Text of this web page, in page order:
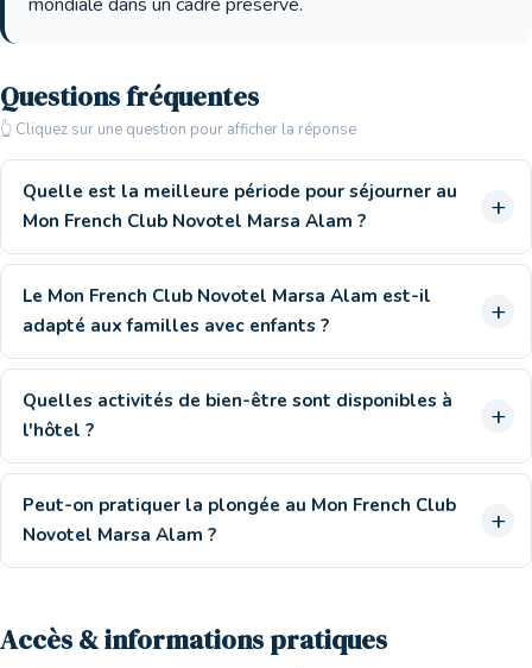
Questions fréquentes
👆 Cliquez sur une question pour afficher la réponse
Quelle est la meilleure période pour séjourner au
Mon French Club Novotel Marsa Alam ?
Le Mon French Club Novotel Marsa Alam est-il
adapté aux familles avec enfants ?
Quelles activités de bien-être sont disponibles à
l'hôtel ?
Peut-on pratiquer la plongée au Mon French Club
Novotel Marsa Alam ?
Accès & informations pratiques